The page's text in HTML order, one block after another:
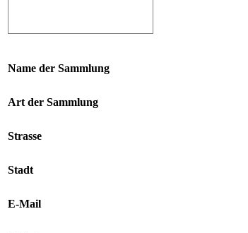
Name der Sammlung
Art der Sammlung
Strasse
Stadt
E-Mail